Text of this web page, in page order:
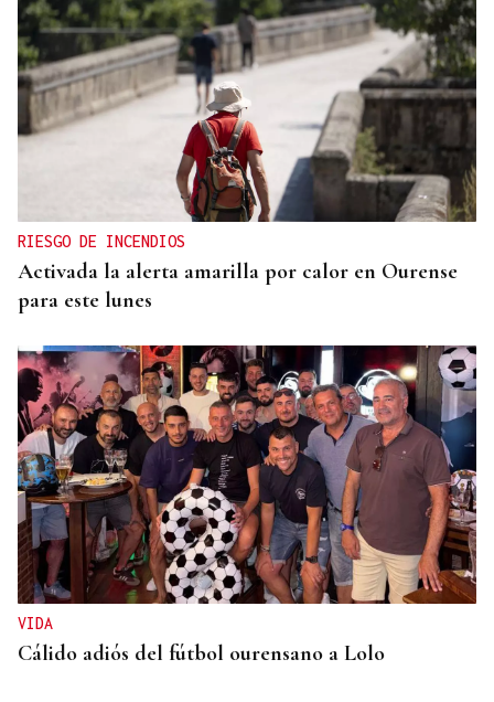
RIESGO DE INCENDIOS
Activada la alerta amarilla por calor en Ourense
para este lunes
VIDA
Cálido adiós del fútbol ourensano a Lolo